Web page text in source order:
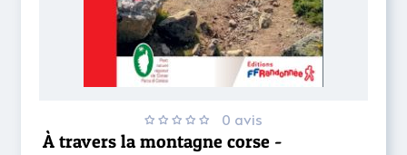
0 avis
À travers la montagne corse -